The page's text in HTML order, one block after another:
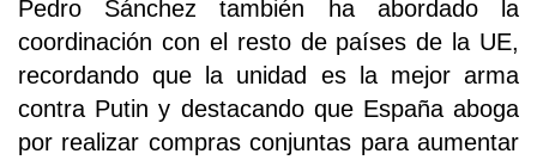
Pedro Sánchez también ha abordado la
coordinación con el resto de países de la UE,
recordando que la unidad es la mejor arma
contra Putin y destacando que España aboga
por realizar compras conjuntas para aumentar